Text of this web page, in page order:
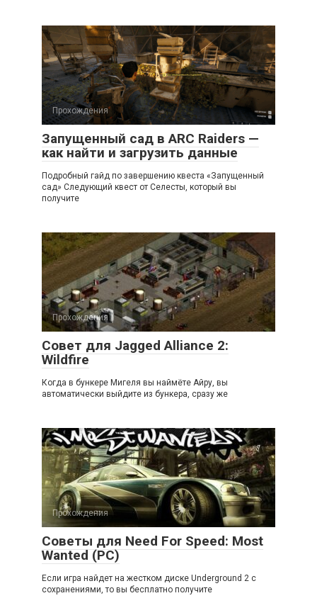
Прохождения
Запущенный сад в ARC Raiders —
как найти и загрузить данные
Подробный гайд по завершению квеста «Запущенный
сад» Следующий квест от Селесты, который вы
получите
Прохождения
Совет для Jagged Alliance 2:
Wildfire
Когда в бункере Мигеля вы наймёте Айру, вы
автоматически выйдите из бункера, сразу же
Прохождения
Советы для Need For Speed: Most
Wanted (PC)
Если игра найдет на жестком диске Underground 2 с
сохранениями, то вы бесплатно получите